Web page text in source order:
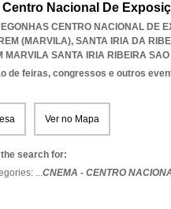
Centro Nacional De
CENTRO NACIONAL DE
(MARVILA), SANTA IRIA DA
MARVILA SANTA IRIA RIBEIRA
de feiras, congressos e outros
Ver no Mapa
search for:
...CNEMA - CENTRO